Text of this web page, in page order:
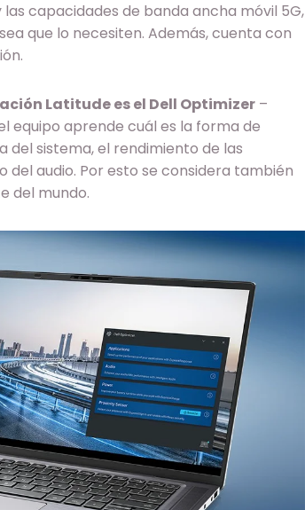
capacidades de banda ancha móvil 5G,
que lo necesiten. Además, cuenta con
Latitude es el Dell Optimizer –
equipo aprende cuál es la forma de
del sistema, el rendimiento de las
audio. Por esto se considera también
del mundo.